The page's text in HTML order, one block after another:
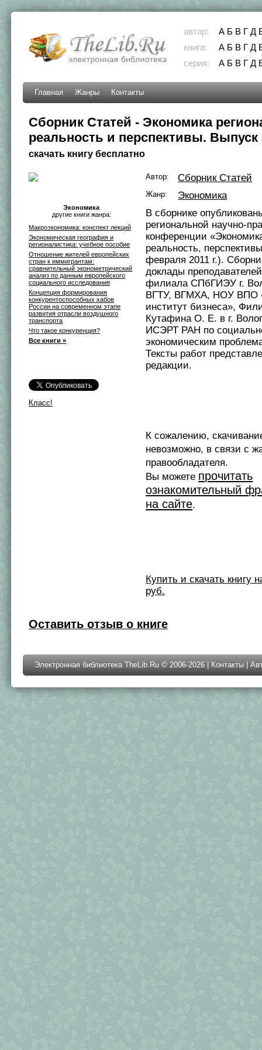
автор: А Б В Г Д
книга:
А Б В Г Д
серия:
А Б В Г Д
Главная Жанры Контакты
Сборник Статей - Экономика
реальность и перспективы. Выпуск
скачать книгу бесплатно
Экономика
другие книги жанра:
Макроэкономика: конспект лекций
Экономическая география и
регионалистика: учебное пособие
Отношение жителей европейских
стран к иммигрантам:
сравнительный эконометрический
анализ по данным европейского
социального исследования
Концепция формирования
конкурентоспособных хабов
России на современном этапе
развития отрасли воздушного
транспорта
Что такое конкуренция?
Все книги »
Класс!
Автор: Сборник Статей
Жанр:
Экономика
В сборнике
региональной научно-
конференции
реальность,
февраля 2011 г.).
доклады
филиала СПбГИЭУ г.
ВГТУ, ВГМХА, НОУ ВПО
институт бизнеса»,
Кутафина О. Е. в г.
ИСЭРТ РАН по
экономическим
Тексты работ
редакции.
К сожалению,
невозможно, в связи с
правообладателя.
Вы можете прочитать
ознакомительный
на сайте.
Купить и скачать книгу
руб.
Оставить отзыв о книге
Электронная библиотека TheLib.Ru © 2006-2026 | Контакты |